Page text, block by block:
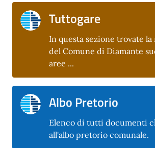
Tuttogare
In questa sezione trovate
del Comune di Diamante
aree ...
Albo Pretorio
Elenco di tutti documenti
all'albo pretorio comunale.